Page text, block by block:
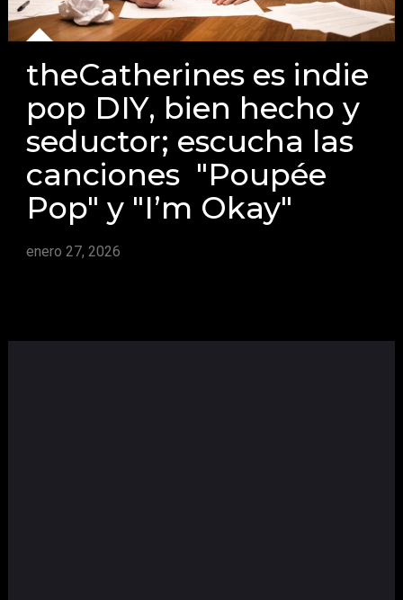
theCatherines es indie
pop DIY, bien hecho y
seductor; escucha las
canciones "Poupée
Pop" y "I’m Okay"
enero 27, 2026